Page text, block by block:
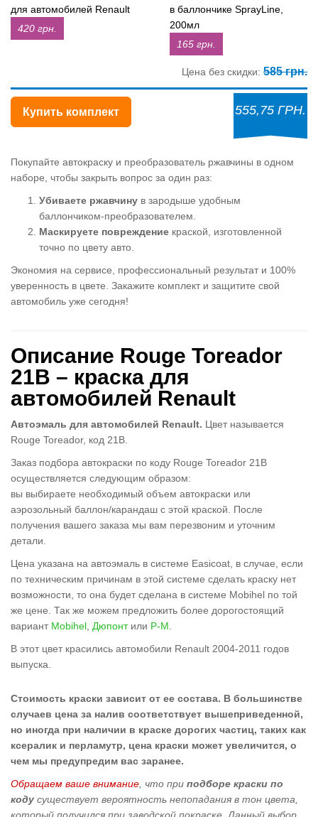
для автомобилей Renault
420 грн.
в баллончике SprayLine,
200мл
165 грн.
Цена без скидки: 585 грн.
Купить комплект 555,75 ГРН.
Покупайте автокраску и преобразователь ржавчины в одном
наборе, чтобы закрыть вопрос за один раз:
Убиваете ржавчину в зародыше удобным
баллончиком-преобразователем.
Маскируете повреждение краской, изготовленной
точно по цвету авто.
Экономия на сервисе, профессиональный результат и 100%
уверенность в цвете. Закажите комплект и защитите свой
автомобиль уже сегодня!
Описание Rouge Toreador
21B – краска для
автомобилей Renault
Автоэмаль для автомобилей Renault. Цвет называется
Rouge Toreador, код 21B.
Заказ подбора автокраски по коду Rouge Toreador 21B
осуществляется следующим образом:
вы выбираете необходимый объем автокраски или
аэрозольный баллон/карандаш с этой краской. После
получения вашего заказа мы вам перезвоним и уточним
детали.
Цена указана на автоэмаль в системе Easicoat, в случае, если
по техническим причинам в этой системе сделать краску нет
возможности, то она будет сделана в системе Mobihel по той
же цене. Так же можем предложить более дорогостоящий
вариант Mobihel Дюпонтили Р-М
В этот цвет красились автомобили Renault 2004-2011 годов
выпуска.
Стоимость краски зависит от ее состава. В большинстве
случаев цена за налив соответствует вышеприведенной,
но иногда при наличии в краске дорогих частиц, таких как
ксералик и перламутр, цена краски может увеличится, о
чем мы предупредим вас заранее.
Обращаем ваше внимание , что при подборе краски по
коду существует вероятность непопадания в тон цвета,
который получился при заводской покраске. Данный выбор